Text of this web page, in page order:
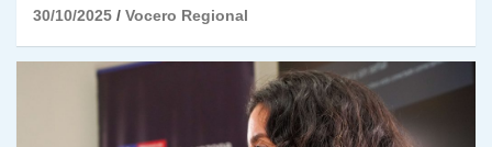
30/10/2025 Vocero Regional